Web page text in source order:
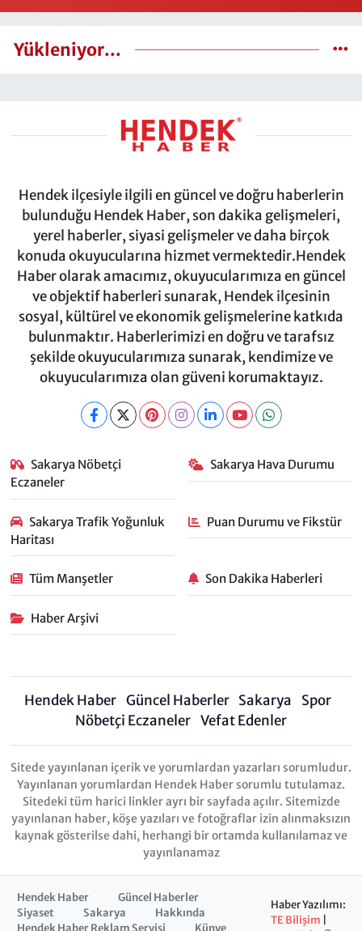
Yükleniyor...
Hendek ilçesiyle ilgili en güncel ve doğru haberlerin
bulunduğu Hendek Haber, son dakika gelişmeleri,
yerel haberler, siyasi gelişmeler ve daha birçok
konuda okuyucularına hizmet vermektedir.Hendek
Haber olarak amacımız, okuyucularımıza en güncel
ve objektif haberleri sunarak, Hendek ilçesinin
sosyal, kültürel ve ekonomik gelişmelerine katkıda
bulunmaktır. Haberlerimizi en doğru ve tarafsız
şekilde okuyucularımıza sunarak, kendimize ve
okuyucularımıza olan güveni korumaktayız.
Sakarya Nöbetçi
Eczaneler
Sakarya Hava Durumu
Sakarya Trafik Yoğunluk
Haritası
Puan Durumu ve Fikstür
Tüm Manşetler Son Dakika Haberleri
Haber Arşivi
Hendek Haber Güncel Haberler Sakarya
Spor
Nöbetçi Eczaneler Vefat Edenler
Sitede yayınlanan içerik ve yorumlardan yazarları sorumludur.
Yayınlanan yorumlardan Hendek Haber sorumlu tutulamaz.
Sitedeki tüm harici linkler ayrı bir sayfada açılır. Sitemizde
yayınlanan haber, köşe yazıları ve fotoğraflar izin alınmaksızın
kaynak gösterilse dahi, herhangi bir ortamda kullanılamaz ve
yayınlanamaz
Hendek Haber
Güncel Haberler
Siyaset
Sakarya
Hakkında
Hendek Haber Reklam Servisi
Künye
Haber Yazılımı:
TE Bilişim